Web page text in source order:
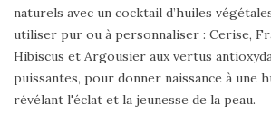
naturels avec un cocktail d’huiles
utiliser pur ou à personnaliser : Cerise,
Hibiscus et Argousier aux vertus
puissantes, pour donner naissance à une
révélant l'éclat et la jeunesse de la peau.